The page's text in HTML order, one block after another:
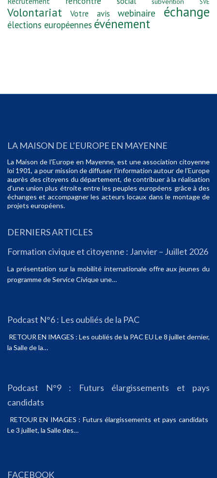
SVE
Volontariat Votre avis webinaire échange
élections européennes événement
LA MAISON DE L’EUROPE EN MAYENNE
La Maison de l’Europe en Mayenne, est une association citoyenne
loi 1901, a pour mission de diffuser l’information autour de l’Europe
auprès des citoyens du département, de contribuer à la réalisation
d’une union plus étroite entre les peuples européens grâce à des
échanges et accompagner les acteurs locaux dans le montage de
projets européens.
DERNIERS ARTICLES
Formation civique et citoyenne : Janvier – Juillet 2026
La présentation sur la mobilité internationale offre aux jeunes du
programme de Service Civique une…
Podcast N°6 : Les oubliés de la PAC
RETOUR EN IMAGES : Les oubliés de la PAC EU Le 8 juillet dernier,
la Salle de la…
Podcast N°9 : Futurs élargissements et pays
candidats
RETOUR EN IMAGES : Futurs élargissements et pays candidats
Le 3 juillet, la Salle des…
FACEBOOK